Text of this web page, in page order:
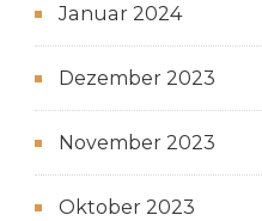
Januar 2024
Dezember 2023
November 2023
Oktober 2023